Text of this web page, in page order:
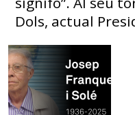
Dols, actual